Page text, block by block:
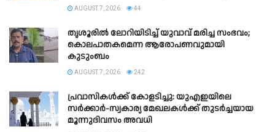
AUGUST 7, 2026 44
തൃശൂരിൽ ലോറിയിടിച്ച് യുവാവ് മരിച്ച സംഭവം;
കൊലപാതകമെന്ന ആരോപണവുമായി
കുടുംബം
AUGUST 7, 2026 242
പ്രവാസികൾക്ക് കോളടിച്ചു: യുഎഇയിലെ
സർക്കാർ-സ്വകാര്യ മേഖലകൾക്ക് തുടർച്ചയായ
മൂന്നുദിവസം അവധി